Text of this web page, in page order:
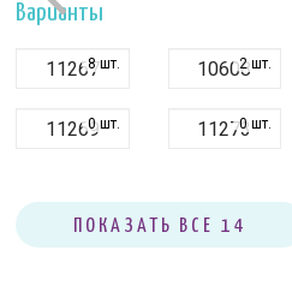
Варианты
8 шт.
11267 2 шт.
10608
0 шт.
11269 0 шт.
11273
ПОКАЗАТЬ ВСЕ 14